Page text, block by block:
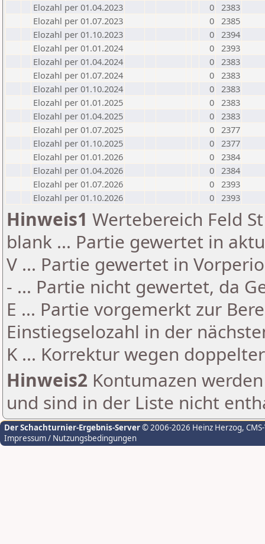
Elozahl per 01.04.2023
0 2383
Elozahl per 01.07.2023
0 2385
Elozahl per 01.10.2023
0 2394
Elozahl per 01.01.2024
0 2393
Elozahl per 01.04.2024
0 2383
Elozahl per 01.07.2024
0 2383
Elozahl per 01.10.2024
0 2383
Elozahl per 01.01.2025
0 2383
Elozahl per 01.04.2025
0 2383
Elozahl per 01.07.2025
0 2377
Elozahl per 01.10.2025
0 2377
Elozahl per 01.01.2026
0 2384
Elozahl per 01.04.2026
0 2384
Elozahl per 01.07.2026
0 2393
Elozahl per 01.10.2026
0 2393
Hinweis1 Wertebereich Feld
blank ... Partie gewertet in
V ... Partie gewertet in
- ... Partie nicht gewertet, da
E ... Partie vorgemerkt zur
Einstiegselozahl in der
K ... Korrektur wegen
Hinweis2 Kontumazen
und sind in der Liste nicht
Der Schachturnier-Ergebnis-Server© 2006-2026 Heinz Herzog,
Impressum / Nutzungsbedingungen